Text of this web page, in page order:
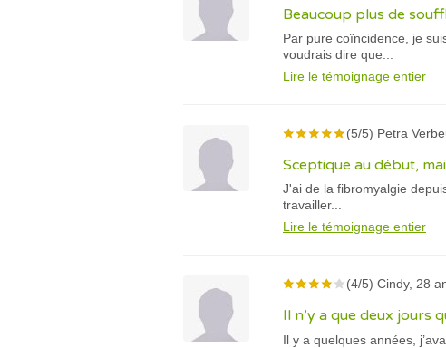
Beaucoup plus de
Par pure coïncidence, je
voudrais dire que...
Lire le témoignage entier
(5/5) Petra
Sceptique au début,
J'ai de la fibromyalgie
travailler...
Lire le témoignage entier
(4/5) Cindy, 28
Il n’y a que deux jours
Il y a quelques années,